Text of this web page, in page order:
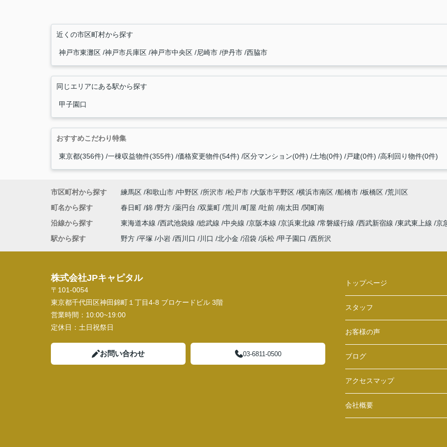
近くの市区町村から探す
神戸市東灘区 神戸市兵庫区 神戸市中央区 尼崎市 伊丹市 西脇市
同じエリアにある駅から探す
甲子園口
おすすめこだわり特集
東京都(356件) 一棟収益物件(355件) 価格変更物件(54件) 区分マンション(0件) 土地(0件) 戸建(0件) 高利回り物件(0件)
市区町村から探す 練馬区 和歌山市 中野区 所沢市 松戸市 大阪市平野区 横浜市南区 船橋市 板橋区 荒川区
町名から探す
春日町 錦 野方 薬円台 双葉町 荒川 町屋 吐前 南太田
関町南
沿線から探す
東海道本線 西武池袋線 総武線 中央線 京阪本線 京浜東北線 常磐緩行線 西武新宿線 東武東上線 京
駅から探す
野方 平塚 小岩 西川口 川口 北小金 沼袋 浜松 甲子園口 西所沢
株式会社JPキャピタル
〒101-0054
東京都千代田区神田錦町１丁目4-8 ブロケードビル 3階
営業時間： 10:00~19:00
定休日： 土日祝祭日
お問い合わせ 03-6811-0500
トップページ
スタッフ
お客様の声
ブログ
アクセスマップ
会社概要